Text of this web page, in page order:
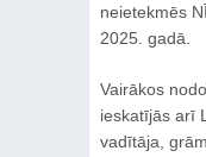
neietekmēs
2025. gadā.
Vairākos
ieskatījās arī
vadītāja,